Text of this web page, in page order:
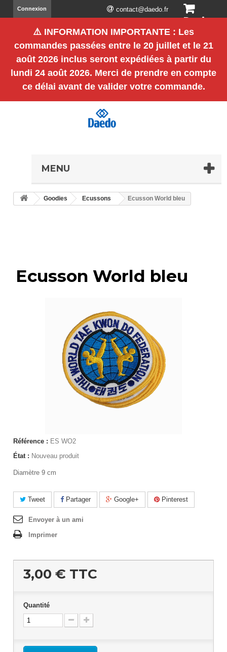
Panier
(vide)
Connexion contact@daedo.fr
⚠️ INFORMATION IMPORTANTE : Les
commandes passées entre le 20 juillet et le 21
août 2026 inclusseront expédiées à partir du
lundi 24 août 2026. Merci de prendre en compte
ce délai avant de valider votre commande.
MENU
Goodies Ecussons Ecusson World bleu
Ecusson World bleu
Référence : ES WO2
État : Nouveau produit
Diamètre 9 cm
Tweet Partager Google+ Pinterest
Envoyer à un ami
Imprimer
3,00 € TTC
Quantité